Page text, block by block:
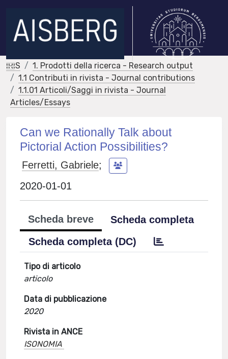
IRIS
1. Prodotti della ricerca - Research output
1.1 Contributi in rivista - Journal contributions
1.1.01 Articoli/Saggi in rivista - Journal
Articles/Essays
Can we Rationally Talk about
Pictorial Action Possibilities?
Ferretti, Gabriele;
2020-01-01
Scheda breve
Scheda completa
Scheda completa (DC)
Tipo di articolo
articolo
Data di pubblicazione
2020
Rivista in ANCE
ISONOMIA